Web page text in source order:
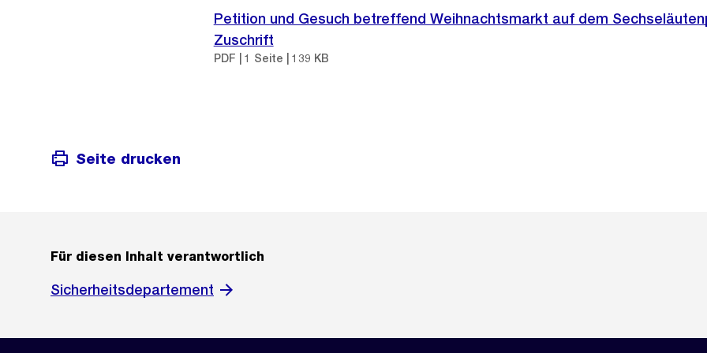
Petition und Gesuch betreffend Weihnachtsmarkt auf dem
Zuschrift
PDF | 1 Seite | 139 KB
Seite drucken
Für diesen Inhalt verantwortlich
Sicherheitsdepartement